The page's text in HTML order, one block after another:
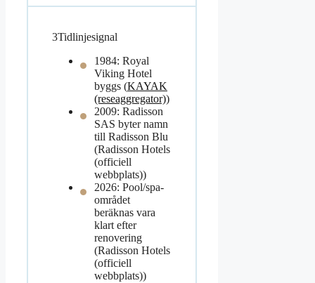
3Tidlinjesignal
1984: Royal
Viking Hotel
byggs (KAYAK
(reseaggregator))
2009: Radisson
SAS byter namn
till Radisson Blu
(Radisson Hotels
(officiell
webbplats))
2026: Pool/spa-
området
beräknas vara
klart efter
renovering
(Radisson Hotels
(officiell
webbplats))